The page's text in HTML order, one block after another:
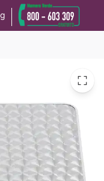
alla privacy